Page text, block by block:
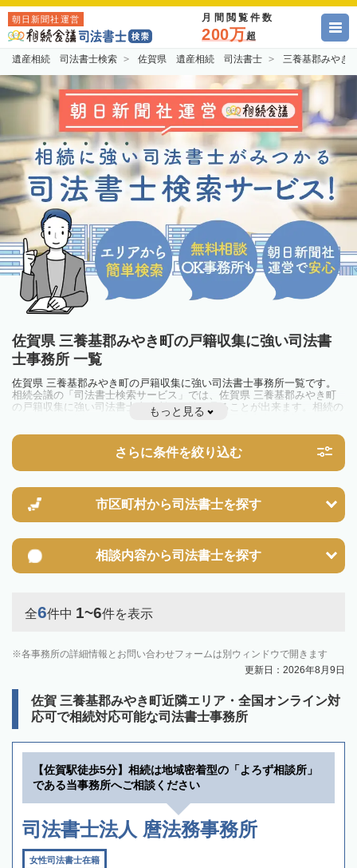
朝日新聞社運営 月間閲覧件数
200万超
遺産相続 司法書士検索 佐賀県 遺産相続 司法書士 三養基郡みや
佐賀県 三養基郡みやき町の戸籍収集に強い司法書
士事務所 一覧
佐賀県 三養基郡みやき町の戸籍収集に強い司法書士事務所一覧です。
相続会議の「司法書士検索サービス」では、佐賀県 三養基郡みやき町
の戸籍収集に強い司法書士事務所を一覧で見ることが出来ます。相続の
トラブルやお悩みを抱えている方は一度近隣の司法書士に相談してみま
もっと見る
さらに条件を絞り込む
市区町村から司法書士を探す
相談内容から司法書士を探す
全6件中 1~6件を表示
各事務所の詳細情報とお問い合わせフォームは別ウィンドウで開きます
更新日：2026年8月9日
佐賀 三養基郡みやき町近隣エリア・全国オンライン対
応可で相続対応可能な司法書士事務所
【佐賀駅徒歩5分】相続は地域密着型の「よろず相談所」
である当事務所へご相談ください
司法書士法人 麿法務事務所
女性司法書士在籍